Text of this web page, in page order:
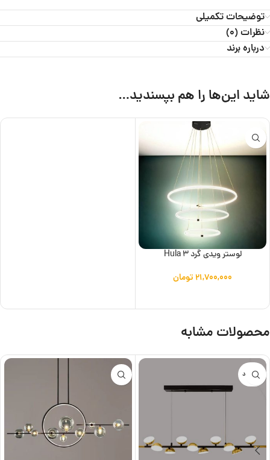
توضیحات تکمیلی
نظرات (0)
درباره برند
شاید این‌ها را هم بپسندید…
لوستر ویدی گرد Hula 3
۲۱,۷۰۰,۰۰۰تومان
محصولات مشابه
ناموجود